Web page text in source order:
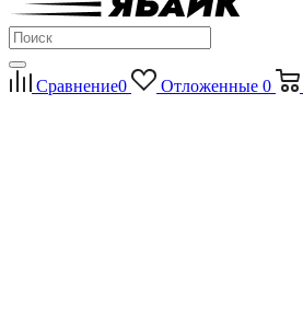
Сравнение0 Отложенные 0